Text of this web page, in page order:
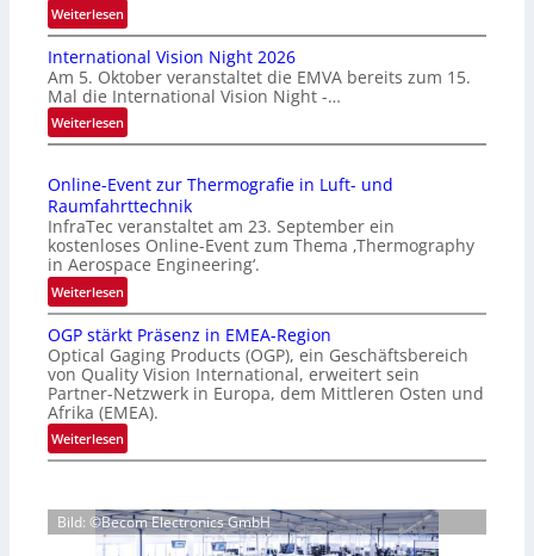
Weiterlesen:
H
o
m
e
p
a
e
‚
H
y
p
e
r
s
p
e
c
t
r
l
N
International Vision Night 2026
Am 5. Oktober veranstaltet die EMVA bereits zum 15.
Mal die International Vision Night -…
Weiterlesen:
I
t
e
r
n
a
t
o
n
a
l
V
i
i
o
Online-Event zur Thermografie in Luft- und
Raumfahrttechnik
InfraTec veranstaltet am 23. September ein
kostenloses Online-Event zum Thema ‚Thermography
in Aerospace Engineering‘.
Weiterlesen:
O
n
l
i
n
e
-
e
n
OGP stärkt Präsenz in EMEA-Region
Optical Gaging Products (OGP), ein Geschäftsbereich
von Quality Vision International, erweitert sein
Partner-Netzwerk in Europa, dem Mittleren Osten und
Afrika (EMEA).
Weiterlesen:
O
P
s
Bild: ©Becom Electronics GmbH